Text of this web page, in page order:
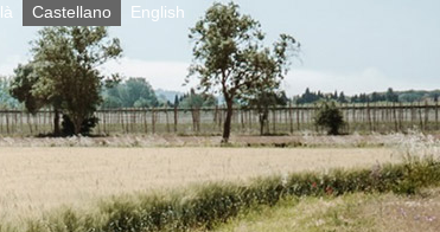
Castellano English